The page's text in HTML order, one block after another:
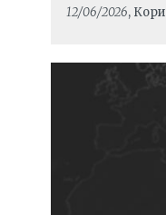
12/06/2026,